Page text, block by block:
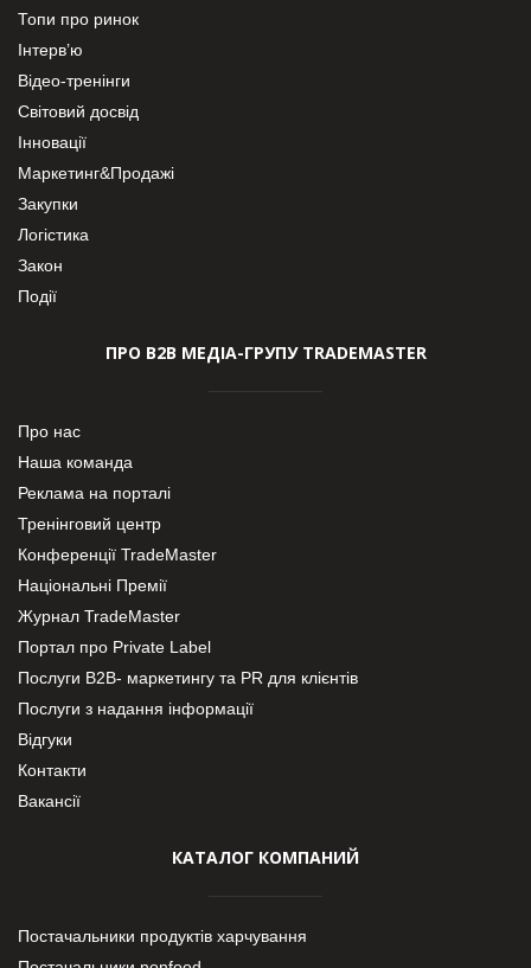
Топи про ринок
Інтерв’ю
Відео-тренінги
Світовий досвід
Інновації
Маркетинг&Продажі
Закупки
Логістика
Закон
Події
ПРО В2В МЕДІА-ГРУПУ TRADEMASTER
Про нас
Наша команда
Реклама на порталі
Тренінговий центр
Конференції TradeMaster
Національні Премії
Журнал TradeMaster
Портал про Private Label
Послуги В2В- маркетингу та PR для клієнтів
Послуги з надання інформації
Відгуки
Контакти
Вакансії
КАТАЛОГ КОМПАНИЙ
Постачальники продуктів харчування